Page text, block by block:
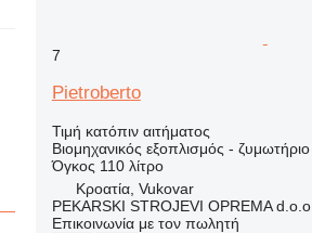
7
Pietroberto
Τιμή κατόπιν αιτήματος
Βιομηχανικός εξοπλισμός - ζυμωτήριο
Όγκος 110 λίτρο
Κροατία, Vukovar
PEKARSKI STROJEVI OPREMA d.o.o.
Επικοινωνία με τον πωλητή